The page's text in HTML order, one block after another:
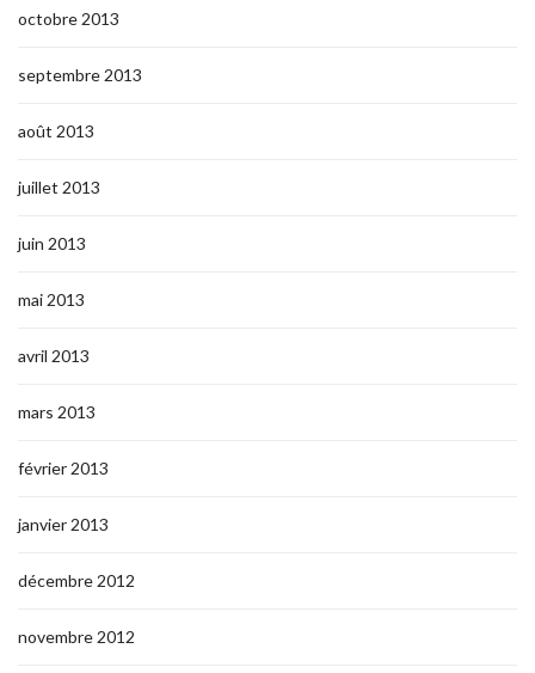
octobre 2013
septembre 2013
août 2013
juillet 2013
juin 2013
mai 2013
avril 2013
mars 2013
février 2013
janvier 2013
décembre 2012
novembre 2012